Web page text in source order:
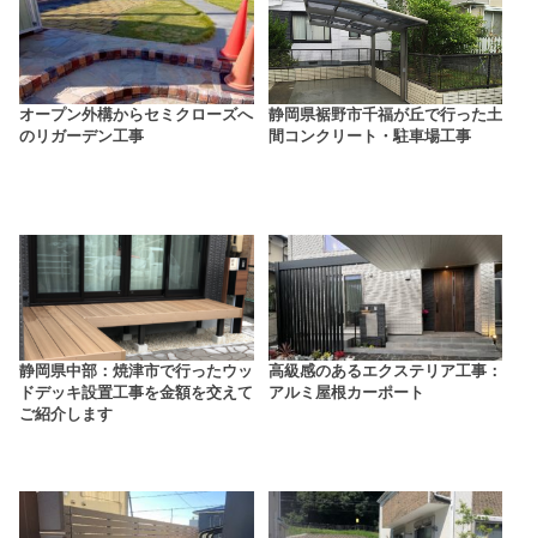
オープン外構からセミクローズへ
のリガーデン工事
静岡県裾野市千福が丘で行った土
間コンクリート・駐車場工事
静岡県中部：焼津市で行ったウッ
ドデッキ設置工事を金額を交えて
ご紹介します
高級感のあるエクステリア工事：
アルミ屋根カーポート